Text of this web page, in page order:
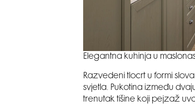
Elegantna kuhinja u
Razvedeni tlocrt u formi
svjetla. Pukotina između
trenutak tišine koji pejzaž